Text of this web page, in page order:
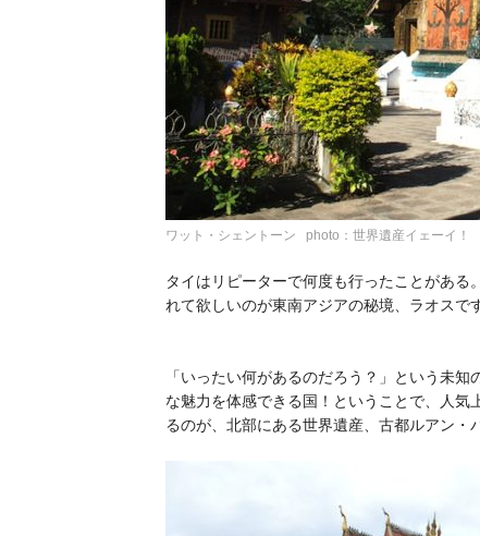
ワット・シェントーン photo：世界遺産イェーイ！
タイはリピーターで何度も行ったことがあ
れて欲しいのが東南アジアの秘境、ラオスです
「いったい何があるのだろう？」という未
な魅力を体感できる国！ということで、人
るのが、北部にある世界遺産、 古都ルアン・